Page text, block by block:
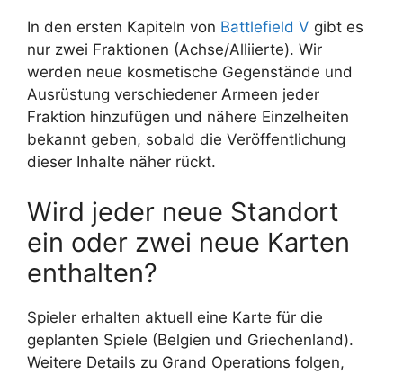
In den ersten Kapiteln von Battlefield V gibt es
nur zwei Fraktionen (Achse/Alliierte). Wir
werden neue kosmetische Gegenstände und
Ausrüstung verschiedener Armeen jeder
Fraktion hinzufügen und nähere Einzelheiten
bekannt geben, sobald die Veröffentlichung
dieser Inhalte näher rückt.
Wird jeder neue Standort
ein oder zwei neue Karten
enthalten?
Spieler erhalten aktuell eine Karte für die
geplanten Spiele (Belgien und Griechenland).
Weitere Details zu Grand Operations folgen,